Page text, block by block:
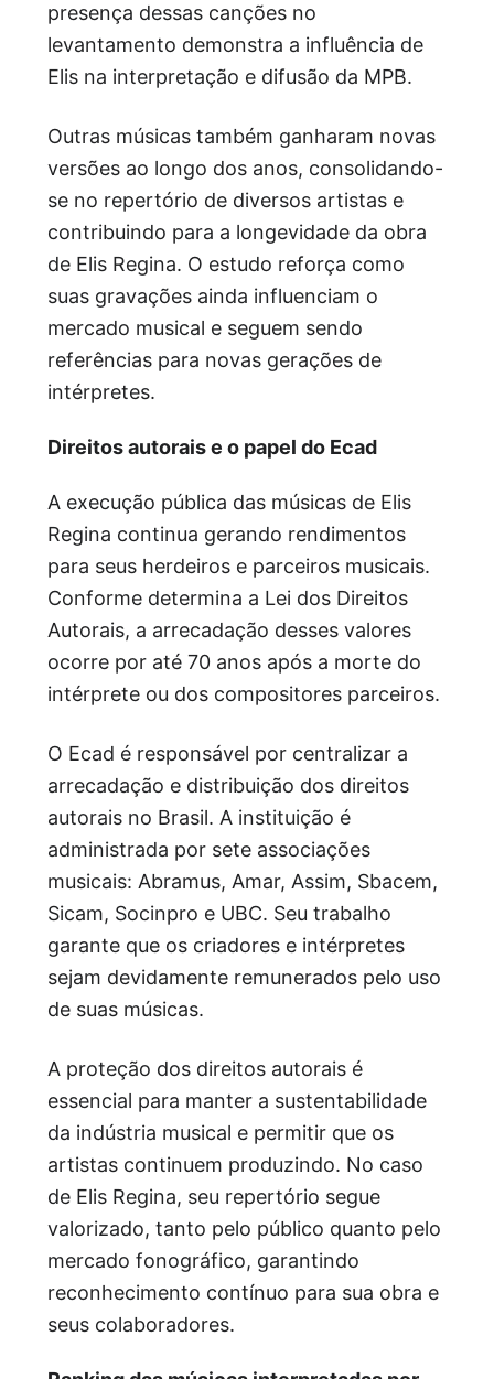
presença dessas canções no
levantamento demonstra a influência de
Elis na interpretação e difusão da MPB.
Outras músicas também ganharam novas
versões ao longo dos anos, consolidando-
se no repertório de diversos artistas e
contribuindo para a longevidade da obra
de Elis Regina. O estudo reforça como
suas gravações ainda influenciam o
mercado musical e seguem sendo
referências para novas gerações de
intérpretes.
Direitos autorais e o papel do Ecad
A execução pública das músicas de Elis
Regina continua gerando rendimentos
para seus herdeiros e parceiros musicais.
Conforme determina a Lei dos Direitos
Autorais, a arrecadação desses valores
ocorre por até 70 anos após a morte do
intérprete ou dos compositores parceiros.
O Ecad é responsável por centralizar a
arrecadação e distribuição dos direitos
autorais no Brasil. A instituição é
administrada por sete associações
musicais: Abramus, Amar, Assim, Sbacem,
Sicam, Socinpro e UBC. Seu trabalho
garante que os criadores e intérpretes
sejam devidamente remunerados pelo uso
de suas músicas.
A proteção dos direitos autorais é
essencial para manter a sustentabilidade
da indústria musical e permitir que os
artistas continuem produzindo. No caso
de Elis Regina, seu repertório segue
valorizado, tanto pelo público quanto pelo
mercado fonográfico, garantindo
reconhecimento contínuo para sua obra e
seus colaboradores.